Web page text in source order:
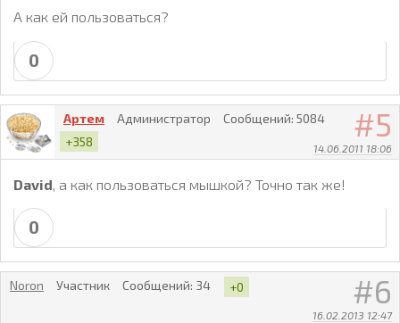
А как ей пользоваться?
0
5
14.06.2011 18:06
Артем Администратор Сообщений: 5084
+358
David , а как пользоваться мышкой? Точно так же!
0
6
16.02.2013 12:47
Noron Участник Сообщений: 34 +0